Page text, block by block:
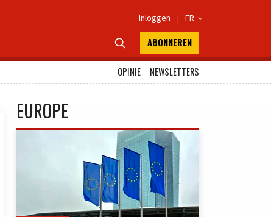
Inloggen | FR 
 ABONNEREN
OPINIE
NEWSLETTERS
EUROPE